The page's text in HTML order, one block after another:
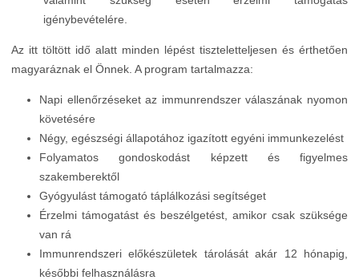
igénybevételére.
Az itt töltött idő alatt minden lépést tiszteletteljesen és érthetően
magyaráznak el Önnek. A program tartalmazza:
Napi ellenőrzéseket az immunrendszer válaszának nyomon
követésére
Négy, egészségi állapotához igazított egyéni immunkezelést
Folyamatos gondoskodást képzett és figyelmes
szakemberektől
Gyógyulást támogató táplálkozási segítséget
Érzelmi támogatást és beszélgetést, amikor csak szüksége
van rá
Immunrendszeri előkészületek tárolását akár 12 hónapig,
későbbi felhasználásra